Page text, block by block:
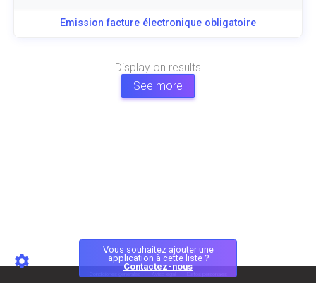
Vous souhaitez ajouter une
application à cette liste ?
Contactez-nous
Emission facture électronique obligatoire
Display on results
See more